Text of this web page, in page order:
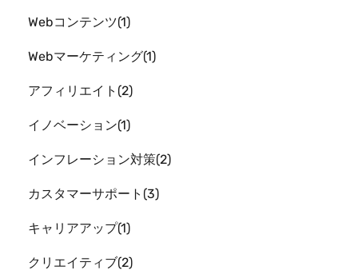
Webコンテンツ 1
Webマーケティング 1
アフィリエイト 2
イノベーション 1
インフレーション対策 2
カスタマーサポート 3
キャリアアップ 1
クリエイティブ 2